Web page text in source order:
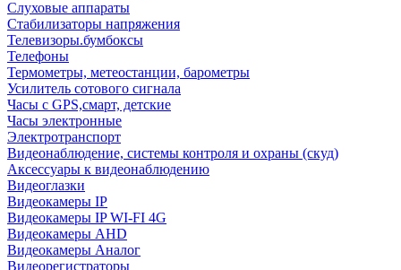
Слуховые аппараты
Стабилизаторы напряжения
Телевизоры.бумбоксы
Телефоны
Термометры, метеостанции, барометры
Усилитель сотового сигнала
Часы с GPS,смарт, детские
Часы электронные
Электротранспорт
Видеонаблюдение, системы контроля и охраны (скуд)
Аксессуары к видеонаблюдению
Видеоглазки
Видеокамеры IP
Видеокамеры IP WI-FI 4G
Видеокамеры AHD
Видеокамеры Аналог
Видеорегистраторы